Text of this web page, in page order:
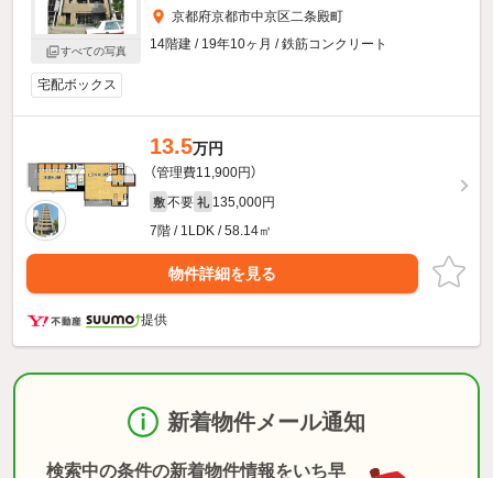
すべての写真
京都府京都市中京区二条殿町
14階建 / 19年10ヶ月 / 鉄筋コンクリート
宅配ボックス
13.5万円
（管理費11,900円）
敷 不要 礼 135,000円
7階 / 1LDK / 58.14㎡
物件詳細を見る
提供
新着物件メール通知
検索中の条件の新着物件情報をいち早